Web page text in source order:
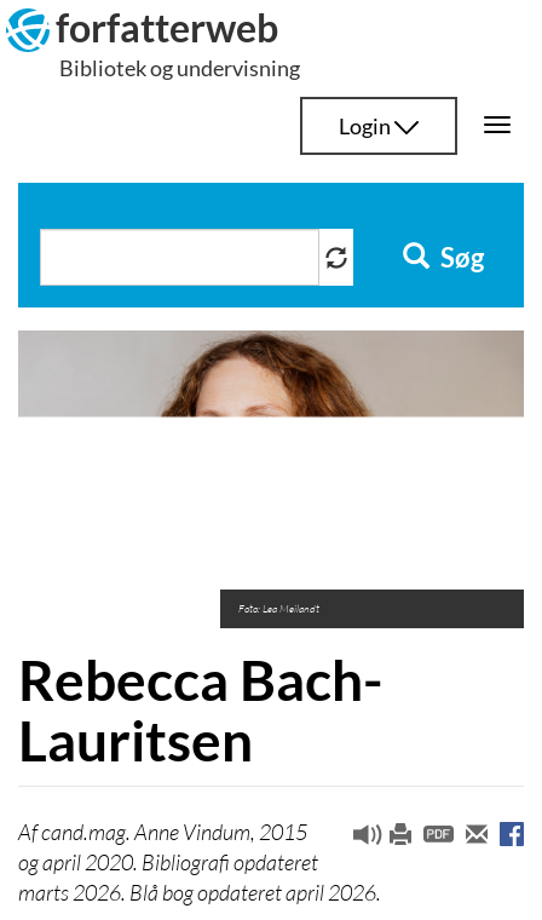
Hop
til
indhold
forfatterweb
Bibliotek og undervisning
Login
Søg
Foto: Lea Meilandt
Rebecca Bach-
Lauritsen
cand.mag. Anne Vindum, 2015
og april 2020. Bibliografi opdateret
marts 2026. Blå bog opdateret april 2026.